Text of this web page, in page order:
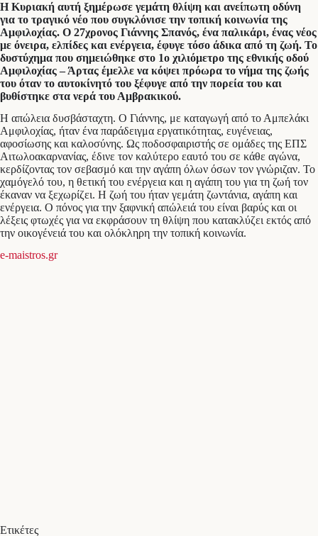
Η Κυριακή αυτή ξημέρωσε γεμάτη θλίψη και ανείπωτη οδύνη
για το τραγικό νέο που συγκλόνισε την τοπική κοινωνία της
Αμφιλοχίας. Ο 27χρονος Γιάννης Σπανός, ένα παλικάρι, ένας νέος
με όνειρα, ελπίδες και ενέργεια, έφυγε τόσο άδικα από τη ζωή. Το
δυστύχημα που σημειώθηκε στο 1ο χιλιόμετρο της εθνικής οδού
Αμφιλοχίας – Άρτας έμελλε να κόψει πρόωρα το νήμα της ζωής
του όταν το αυτοκίνητό του ξέφυγε από την πορεία του και
βυθίστηκε στα νερά του Αμβρακικού.
Η απώλεια δυσβάσταχτη. Ο Γιάννης, με καταγωγή από το Αμπελάκι
Αμφιλοχίας, ήταν ένα παράδειγμα εργατικότητας, ευγένειας,
αφοσίωσης και καλοσύνης. Ως ποδοσφαιριστής σε ομάδες της ΕΠΣ
Αιτωλοακαρνανίας, έδινε τον καλύτερο εαυτό του σε κάθε αγώνα,
κερδίζοντας τον σεβασμό και την αγάπη όλων όσων τον γνώριζαν. Το
χαμόγελό του, η θετική του ενέργεια και η αγάπη του για τη ζωή τον
έκαναν να ξεχωρίζει. Η ζωή του ήταν γεμάτη ζωντάνια, αγάπη και
ενέργεια. Ο πόνος για την ξαφνική απώλειά του είναι βαρύς και οι
λέξεις φτωχές για να εκφράσουν τη θλίψη που κατακλύζει εκτός από
την οικογένειά του και ολόκληρη την τοπική κοινωνία.
e-maistros.gr
Ετικέτες